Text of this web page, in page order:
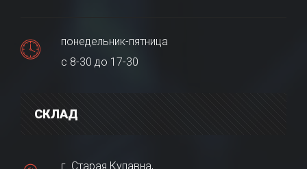
понедельник-пятница
с 8-30 до 17-30
СКЛАД
г. Старая Купавна,